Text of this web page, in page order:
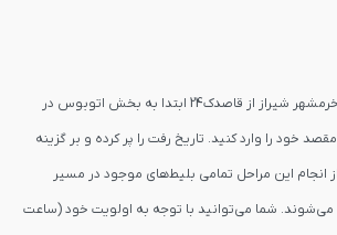
برای خرید بلیط اتوبوس خرمشهر شیراز از قاصدک24 ابتدا به بخش اتوبوس در
خود را وارد کنید. تاریخ رفت را پر کرده و بر گزینه
این مراحل تمامی بلیط‌های موجود در مسیر
می‌شوند. شما می‌توانید با توجه به اولویت خود (ساعت